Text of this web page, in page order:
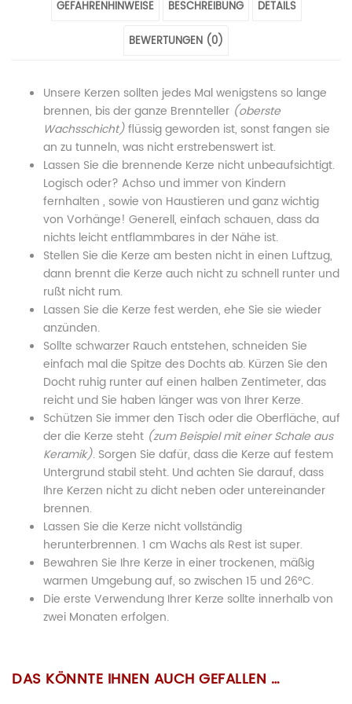
Sojawachs"
Schneemann“
Duft
Sojawachs"
Twitter
Weiß
Nordpol-
Sojawachs"
on
Google
Plus
Weiß
Nordpol-
Sojawachs"
on
Pinterest
Weiß
Nordpol-
Sojawachs"
on
LinkedIn
GEFAHRENHINWEISE BESCHREIBUNG DETAILS
BEWERTUNGEN (0)
Unsere Kerzen sollten jedes Mal wenigstens so lange
brennen, bis der ganze Brennteller (oberste
Wachsschicht)flüssig geworden ist, sonst fangen sie
an zu tunneln, was nicht erstrebenswert ist.
Lassen Sie die brennende Kerze nicht unbeaufsichtigt.
Logisch oder? Achso und immer von Kindern
fernhalten , sowie von Haustieren und ganz wichtig
von Vorhänge! Generell, einfach schauen, dass da
nichts leicht entflammbares in der Nähe ist.
Stellen Sie die Kerze am besten nicht in einen Luftzug,
dann brennt die Kerze auch nicht zu schnell runter und
rußt nicht rum.
Lassen Sie die Kerze fest werden, ehe Sie sie wieder
anzünden.
Sollte schwarzer Rauch entstehen, schneiden Sie
einfach mal die Spitze des Dochts ab. Kürzen Sie den
Docht ruhig runter auf einen halben Zentimeter, das
reicht und Sie haben länger was von Ihrer Kerze.
Schützen Sie immer den Tisch oder die Oberfläche, auf
der die Kerze steht (zum Beispiel mit einer Schale aus
Keramik). Sorgen Sie dafür, dass die Kerze auf festem
Untergrund stabil steht. Und achten Sie darauf, dass
Ihre Kerzen nicht zu dicht neben oder untereinander
brennen.
Lassen Sie die Kerze nicht vollständig
herunterbrennen. 1 cm Wachs als Rest ist super.
Bewahren Sie Ihre Kerze in einer trockenen, mäßig
warmen Umgebung auf, so zwischen 15 und 26°C.
Die erste Verwendung Ihrer Kerze sollte innerhalb von
zwei Monaten erfolgen.
Größe:
6,5 × 6,5 × 14 cm(Breite x
wollen oder nicht!), Sie auf die nachfolgenden
WEIHNACHTSKERZE „GROSSER SCHNEEMANN“ S
DAS KÖNNTE IHNEN AUCH GEFALLEN …